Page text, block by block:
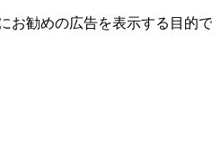
勧めの広告を表⽰する⽬的